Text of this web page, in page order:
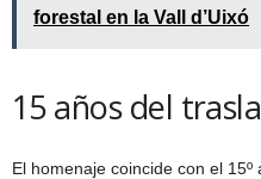
forestal en la Vall d’Uixó
15 años del
El homenaje coincide con el